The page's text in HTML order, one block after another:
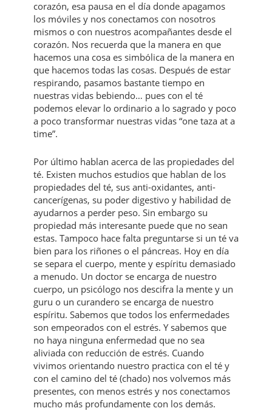
corazón, esa pausa en el día donde apagamos
los móviles y nos conectamos con nosotros
mismos o con nuestros acompañantes desde el
corazón. Nos recuerda que la manera en que
hacemos una cosa es simbólica de la manera en
que hacemos todas las cosas. Después de estar
respirando, pasamos bastante tiempo en
nuestras vidas bebiendo… pues con el té
podemos elevar lo ordinario a lo sagrado y poco
a poco transformar nuestras vidas “one taza at a
time”.
Por último hablan acerca de las propiedades del
té. Existen muchos estudios que hablan de los
propiedades del té, sus anti-oxidantes, anti-
cancerígenas, su poder digestivo y habilidad de
ayudarnos a perder peso. Sin embargo su
propiedad más interesante puede que no sean
estas. Tampoco hace falta preguntarse si un té va
bien para los riñones o el páncreas. Hoy en día
se separa el cuerpo, mente y espíritu demasiado
a menudo. Un doctor se encarga de nuestro
cuerpo, un psicólogo nos descifra la mente y un
guru o un curandero se encarga de nuestro
espíritu. Sabemos que todos los enfermedades
son empeorados con el estrés. Y sabemos que
no haya ninguna enfermedad que no sea
aliviada con reducción de estrés. Cuando
vivimos orientando nuestro practica con el té y
con el camino del té (chado) nos volvemos más
presentes, con menos estrés y nos conectamos
mucho más profundamente con los demás.